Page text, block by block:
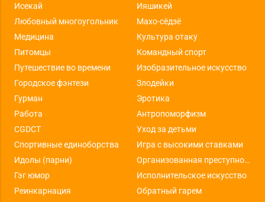
Исекай
Ияшикей
Любовный многоугольник
Махо-сёдзё
Медицина
Культура отаку
Питомцы
Командный спорт
Путешествие во времени
Изобразительное искусство
Городское фэнтези
Злодейки
Гурман
Эротика
Работа
Антропоморфизм
CGDCT
Уход за детьми
Спортивные единоборства
Игра с высокими ставками
Идолы (парни)
Организованная преступность
Гэг юмор
Исполнительское искусство
Реинкарнация
Обратный гарем